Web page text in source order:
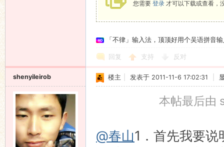
您需要 登录 才可以下载或查看，
「不律」输入法，顶顶好用个吴语拼音
回复 支持 反对
shenyileirob 楼主 发表于 2011-11-6 17:02:31
本帖最后由
@春山1．首先我要